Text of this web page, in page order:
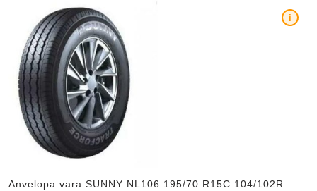
Anvelopa vara SUNNY NL106 195/70 R15C 104/102R
i